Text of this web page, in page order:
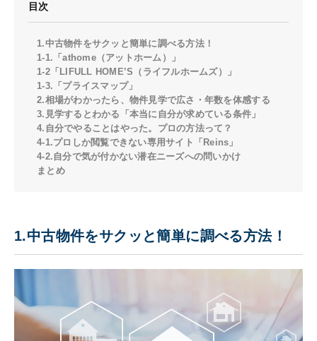
目次
1.中古物件をサクッと簡単に調べる方法！
1-1.「athome（アットホーム）」
1-2「LIFULL HOME’S（ライフルホームズ）」
1-3.「プライスマップ」
2.相場がわかったら、物件見学で広さ・年数を体感する
3.見学するとわかる「本当に自分が求めている条件」
4.自分でやることはやった。プロの方法って？
4-1.プロしか閲覧できない専用サイト「Reins」
4-2.自分で気が付かない潜在ニーズへの問いかけ
まとめ
1.中古物件をサクッと簡単に調べる方法！